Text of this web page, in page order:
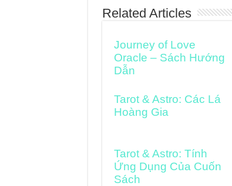
Related Articles
Journey of Love
Oracle – Sách Hướng
Dẫn
Tarot & Astro: Các Lá
Hoàng Gia
Tarot & Astro: Tính
Ứng Dụng Của Cuốn
Sách